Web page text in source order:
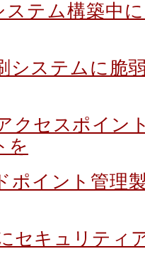
ステム構築中
システムに脆
クセスポイン
を
ポイント管理
にセキュリティ